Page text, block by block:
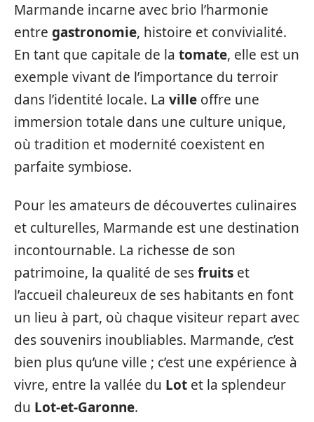
Marmande incarne avec brio l’harmonie
entre gastronomie, histoire et convivialité.
En tant que capitale de la tomate, elle est un
exemple vivant de l’importance du terroir
dans l’identité locale. La ville offre une
immersion totale dans une culture unique,
où tradition et modernité coexistent en
parfaite symbiose.
Pour les amateurs de découvertes culinaires
et culturelles, Marmande est une destination
incontournable. La richesse de son
patrimoine, la qualité de sesfruits et
l’accueil chaleureux de ses habitants en font
un lieu à part, où chaque visiteur repart avec
des souvenirs inoubliables. Marmande, c’est
bien plus qu’une ville ; c’est une expérience à
vivre, entre la vallée du Lot et la splendeur
du Lot-et-Garonne.